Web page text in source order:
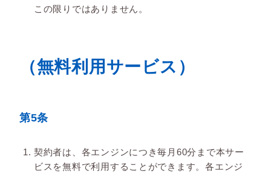
この限りではありません。
（無料利用サービス）
第5条
契約者は、各エンジンにつき毎月60分まで本サー
ビスを無料で利用することができます。各エンジ